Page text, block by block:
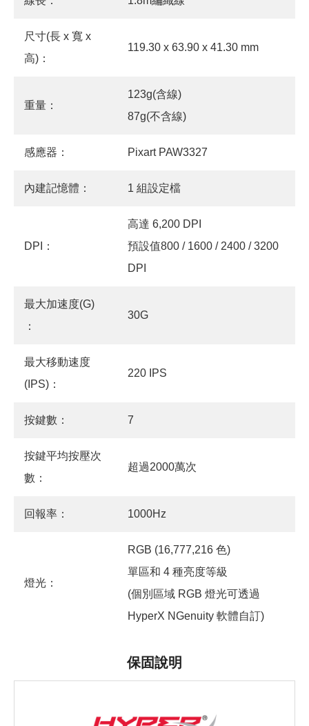
尺寸(長 x 寬 x
高)：
119.30 x 63.90 x 41.30 mm
重量：
123g(含線)
87g(不含線)
感應器： Pixart PAW3327
內建記憶體： 1 組設定檔
DPI：
高達 6,200 DPI
預設值800 / 1600 / 2400 / 3200
DPI
最大加速度(G)
：
30G
最大移動速度
(IPS)：
220 IPS
按鍵數： 7
按鍵平均按壓次
數：
超過2000萬次
回報率： 1000Hz
燈光：
RGB (16,777,216 色)
單區和 4 種亮度等級
(個別區域 RGB 燈光可透過
HyperX NGenuity 軟體自訂)
保固說明